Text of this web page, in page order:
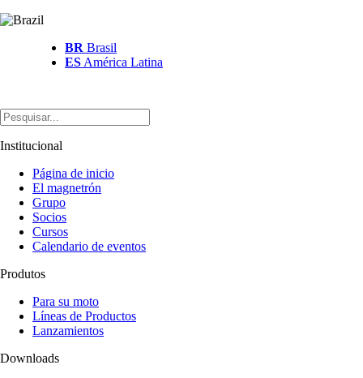
BR Brasil
ES América Latina
Institucional
Página de inicio
El magnetrón
Grupo
Socios
Cursos
Calendario de eventos
Produtos
Para su moto
Líneas de Productos
Lanzamientos
Downloads